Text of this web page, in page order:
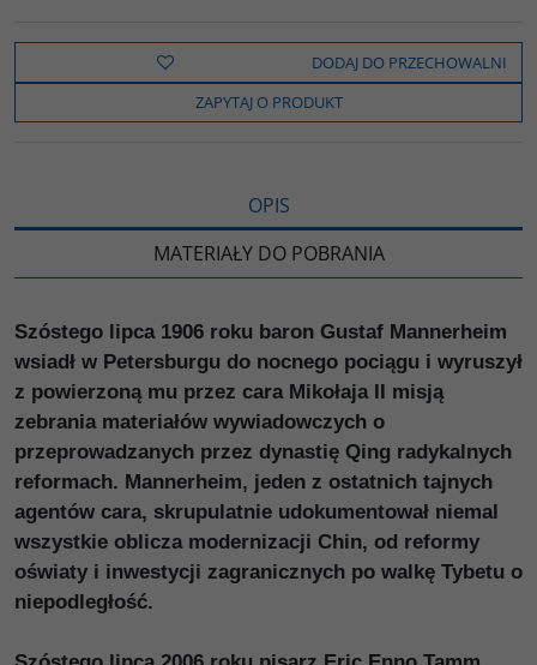
e
o
k
t
t
e
o
y
i
n
k
z
e
l
s
DODAJ DO PRZECHOWALNI
ZAPYTAJ O PRODUKT
OPIS
MATERIAŁY DO POBRANIA
Szóstego lipca 1906 roku baron Gustaf Mannerheim
wsiadł w Petersburgu do nocnego pociągu i wyruszył
z powierzoną mu przez cara Mikołaja II misją
zebrania materiałów wywiadowczych o
przeprowadzanych przez dynastię Qing radykalnych
reformach. Mannerheim, jeden z ostatnich tajnych
agentów cara, skrupulatnie udokumentował niemal
wszystkie oblicza modernizacji Chin, od reformy
oświaty i inwestycji zagranicznych po walkę Tybetu o
niepodległość.